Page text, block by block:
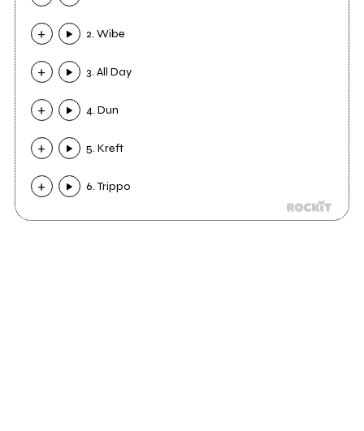
2. Wibe
3. All Day
4. Dun
5. Kreft
6. Trippo